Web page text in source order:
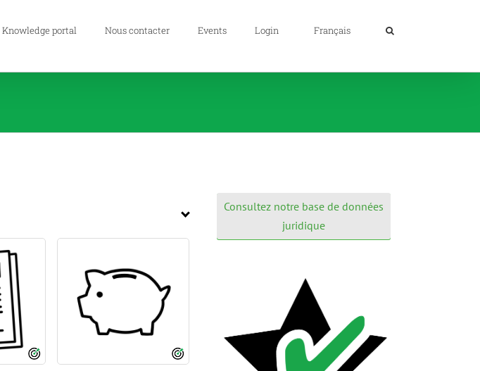
Knowledge portal Nous contacter Events Login Français
Consultez notre base de données
juridique